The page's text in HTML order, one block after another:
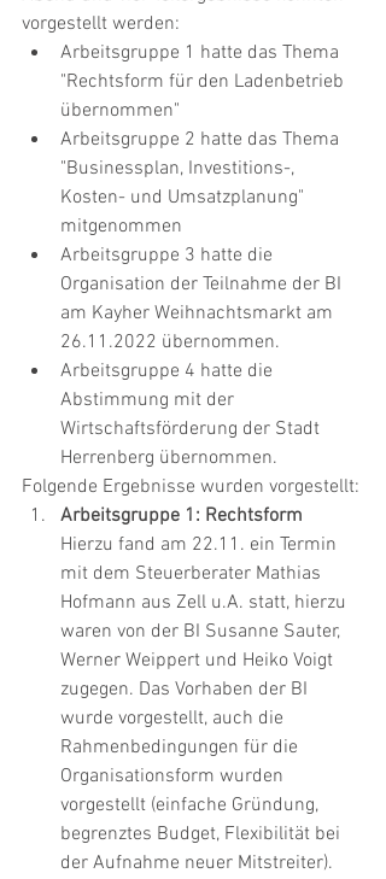
vorgestellt werden:
Arbeitsgruppe 1 hatte das Thema
"Rechtsform für den Ladenbetrieb
übernommen"
Arbeitsgruppe 2 hatte das Thema
"Businessplan, Investitions-,
Kosten- und Umsatzplanung"
mitgenommen
Arbeitsgruppe 3 hatte die
Organisation der Teilnahme der BI
am Kayher Weihnachtsmarkt am
26.11.2022 übernommen.
Arbeitsgruppe 4 hatte die
Abstimmung mit der
Wirtschaftsförderung der Stadt
Herrenberg übernommen.
Folgende Ergebnisse wurden vorgestellt:
Arbeitsgruppe 1: Rechtsform
Hierzu fand am 22.11. ein Termin
mit dem Steuerberater Mathias
Hofmann aus Zell u.A. statt, hierzu
waren von der BI Susanne Sauter,
Werner Weippert und Heiko Voigt
zugegen. Das Vorhaben der BI
wurde vorgestellt, auch die
Rahmenbedingungen für die
Organisationsform wurden
vorgestellt (einfache Gründung,
begrenztes Budget, Flexibilität bei
der Aufnahme neuer Mitstreiter).